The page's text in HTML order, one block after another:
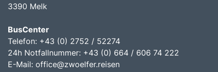
3390 Melk
BusCenter
Telefon: +43 (0) 2752 / 52274
24h Notfallnummer: +43 (0) 664 / 606 74 222
E-Mail: office@zwoelfer.reisen